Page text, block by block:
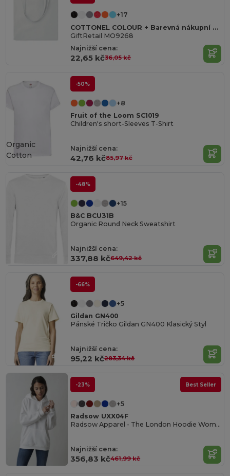
+17
COTTONEL COLOUR + Barevná nákupní taška
GiftRetail MO9268
Najnižší cena:
22,65 kč36,05 kč
-50%
+8
Fruit of the Loom SC1019
Children's short-Sleeves T-Shirt
Najnižší cena:
42,76 kč85,97 kč
Organic
Cotton
-48%
+15
B&C BCU31B
Organic Round Neck Sweatshirt
Najnižší cena:
337,88 kč649,42 kč
-66%
+5
Gildan GN400
Pánské Tričko Gildan GN400 Klasický Styl
Najnižší cena:
95,22 kč283,34 kč
-23% Best Seller
+5
Radsow UXX04F
Radsow Apparel - The London Hoodie Women
Najnižší cena:
356,83 kč461,99 kč